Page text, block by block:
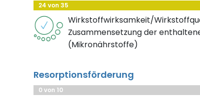
24 von 35
Wirkstoffwirksamkeit/
Zusammensetzung der
(Mikronährstoffe)
Resorptionsförderung
0 von 10